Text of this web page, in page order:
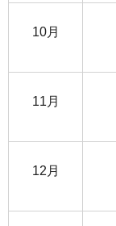
10月
11月
12月